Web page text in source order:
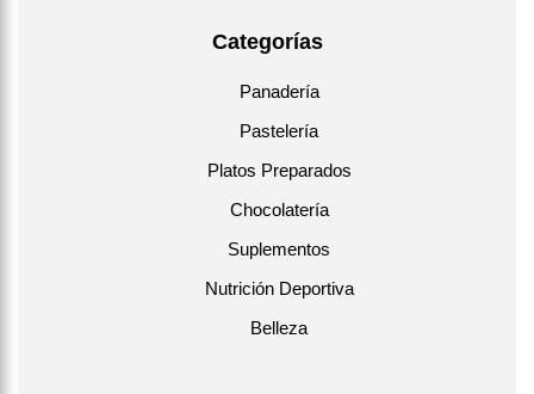
Categorías
Panadería
Pastelería
Platos Preparados
Chocolatería
Suplementos
Nutrición Deportiva
Belleza